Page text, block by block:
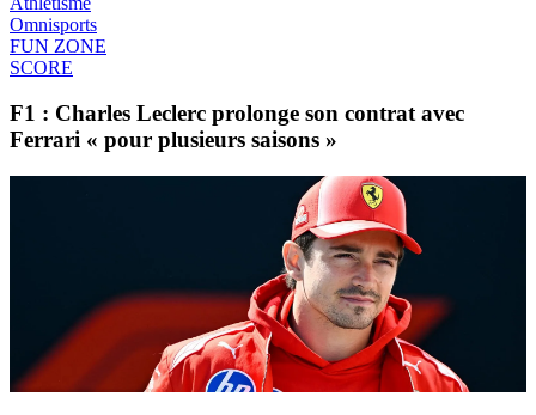
Omnisports
FUN ZONE
SCORE
F1 : Charles Leclerc prolonge son contrat avec
Ferrari « pour plusieurs saisons »